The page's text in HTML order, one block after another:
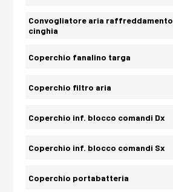
Convogliatore aria raffreddamento
cinghia
Coperchio fanalino targa
Coperchio filtro aria
Coperchio inf. blocco comandi Dx
Coperchio inf. blocco comandi Sx
Coperchio portabatteria